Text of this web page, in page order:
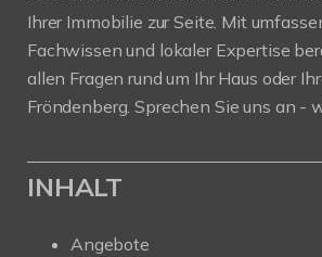
Ihrer Immobilie zur Seite. Mit
Fachwissen und lokaler Expertise
allen Fragen rund um Ihr Haus oder
Fröndenberg. Sprechen Sie uns an -
INHALT
Angebote